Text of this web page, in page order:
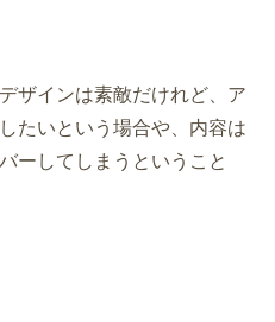
ザインは素敵だけれど、ア
たいという場合や、内容は
ーしてしまうということ